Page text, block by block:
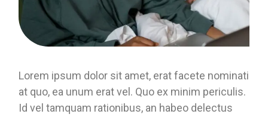
Lorem ipsum dolor sit amet, erat facete nominati
at quo, ea unum erat vel. Quo ex minim periculis.
Id vel tamquam rationibus, an habeo delectus